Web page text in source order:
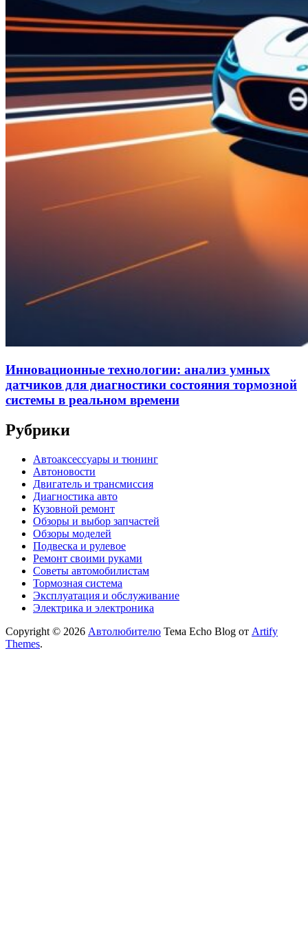
Инновационные технологии: анализ умных
датчиков для диагностики состояния тормозной
системы в реальном времени
Рубрики
Автоаксессуары и тюнинг
Автоновости
Двигатель и трансмиссия
Диагностика авто
Кузовной ремонт
Обзоры и выбор запчастей
Обзоры моделей
Подвеска и рулевое
Ремонт своими руками
Советы автомобилистам
Тормозная система
Эксплуатация и обслуживание
Электрика и электроника
Copyright © 2026 Автолюбителю Тема Echo Blog от Artify
Themes.